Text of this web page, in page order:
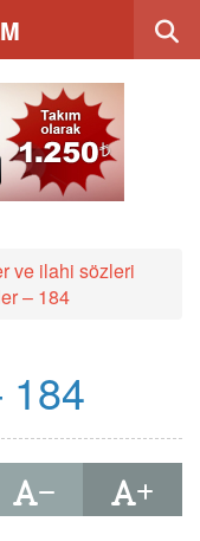
ve ilahi sözleri
– 184
184